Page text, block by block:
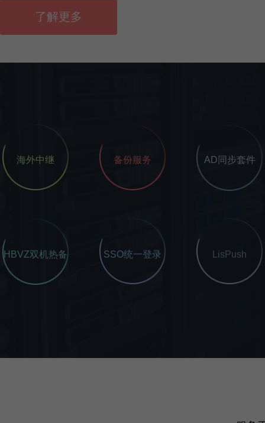
了解更多
海外中继 备份服务 AD同步套件
HBVZ双机热备 SSO统一登录 LisPush